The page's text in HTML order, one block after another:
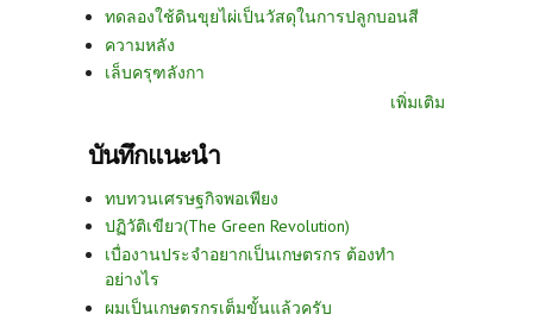
ทดลองใช้ดินขุยไผ่เป็นวัสดุในการปลูกบอนสี
ความหลัง
เล็บครุฑลังกา
เพิ่มเติม
บันทึกแนะนำ
ทบทวนเศรษฐกิจพอเพียง
ปฏิวัติเขียว(The Green Revolution)
เบื่องานประจำอยากเป็นเกษตรกร ต้องทำ
อย่างไร
ผมเป็นเกษตรกรเต็มขั้นแล้วครับ